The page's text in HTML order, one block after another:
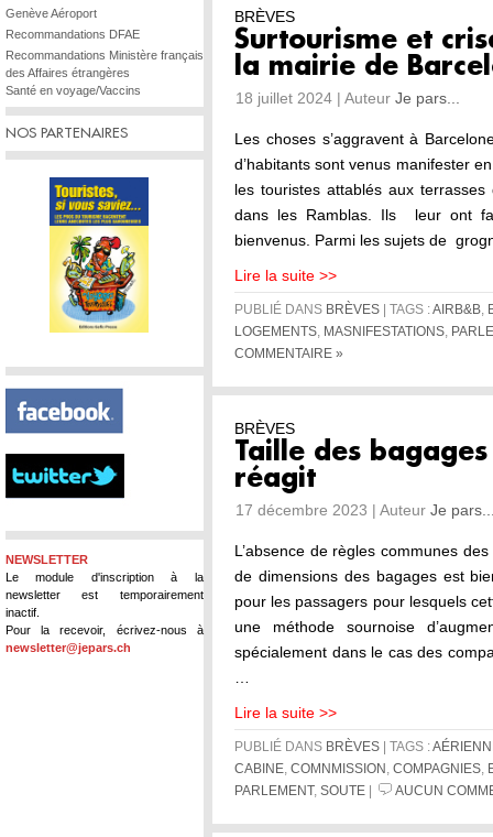
Genève Aéroport
Recommandations DFAE
Recommandations Ministère français
des Affaires étrangères
Santé en voyage/Vaccins
NOS PARTENAIRES
NEWSLETTER
Le module d'inscription à la
newsletter est temporairement
inactif.
Pour la recevoir, écrivez-nous à
newsletter@jepars.ch
BRÈVES
Surtourisme et
la mairie de
18 juillet 2024 | Auteur Je pars...
Les choses s’aggravent à
d’habitants sont venus manifester
les touristes attablés aux
dans les Ramblas. Ils leur ont
bienvenus. Parmi les sujets de
Lire la suite >>
PUBLIÉ DANS BRÈVES | TAGS :AIRB&B
LOGEMENTS
MASNIFESTATIONS
COMMENTAIRE »
BRÈVES
Taille des
réagit
17 décembre 2023 | Auteur Je
L’absence de règles communes
de dimensions des bagages est
pour les passagers pour lesquels
une méthode sournoise
spécialement dans le cas des
Lire la suite >>
PUBLIÉ DANS BRÈVES | TAGS :
CABINE COMNMISSION COMPAGNIES
PARLEMENT, SOUTE AUCUN